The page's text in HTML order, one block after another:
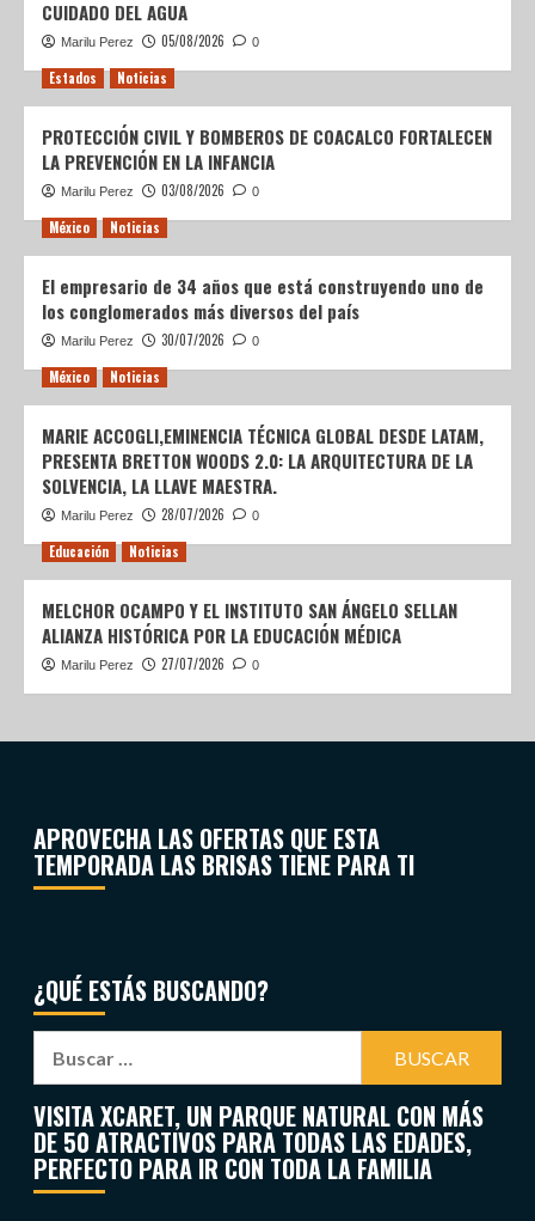
CUIDADO DEL AGUA
Marilu Perez 05/08/2026 0
Estados Noticias
PROTECCIÓN CIVIL Y BOMBEROS DE COACALCO FORTALECEN
LA PREVENCIÓN EN LA INFANCIA
Marilu Perez 03/08/2026 0
México Noticias
El empresario de 34 años que está construyendo uno de
los conglomerados más diversos del país
Marilu Perez 30/07/2026 0
México Noticias
MARIE ACCOGLI,EMINENCIA TÉCNICA GLOBAL DESDE LATAM,
PRESENTA BRETTON WOODS 2.0: LA ARQUITECTURA DE LA
SOLVENCIA, LA LLAVE MAESTRA.
Marilu Perez 28/07/2026 0
Educación Noticias
MELCHOR OCAMPO Y EL INSTITUTO SAN ÁNGELO SELLAN
ALIANZA HISTÓRICA POR LA EDUCACIÓN MÉDICA
Marilu Perez 27/07/2026 0
APROVECHA LAS OFERTAS QUE ESTA
TEMPORADA LAS BRISAS TIENE PARA TI
¿QUÉ ESTÁS BUSCANDO?
VISITA XCARET, UN PARQUE NATURAL CON MÁS
DE 50 ATRACTIVOS PARA TODAS LAS EDADES,
PERFECTO PARA IR CON TODA LA FAMILIA